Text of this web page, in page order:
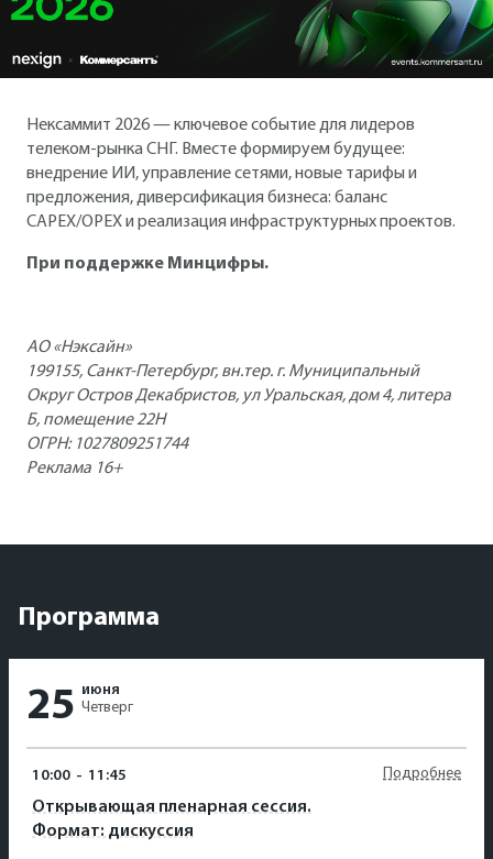
Нексаммит 2026 — ключевое событие для лидеров
телеком-рынка СНГ. Вместе формируем будущее:
внедрение ИИ, управление сетями, новые тарифы и
предложения, диверсификация бизнеса: баланс
CAPEX/OPEX и реализация инфраструктурных проектов.
При поддержке Минцифры.
АО «Нэксайн»
199155, Санкт-Петербург, вн.тер. г. Муниципальный
Округ Остров Декабристов, ул Уральская, дом 4, литера
Б, помещение 22Н
ОГРН: 1027809251744
Реклама 16+
Программа
25 июня
Четверг
10:00 - 11:45
Открывающая пленарная сессия.
Формат: дискуссия
Подробнее